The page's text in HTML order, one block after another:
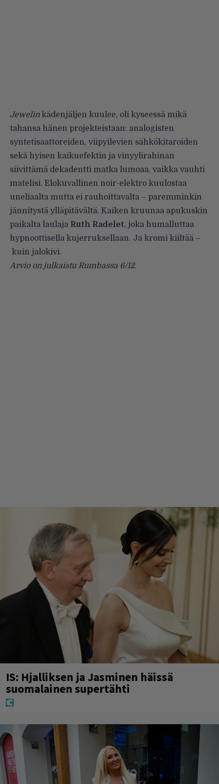
Jewelinkädenjäljen kuulee, oli kyseessä mikä
tahansa hänen projekteistaan: analogisten
syntetisaattoreiden, viipyilevien sähkökitaroiden
sekä hyisen kaikuefektin ja vinyylirahinan
siivittämä dekadentti matka lumoaa, vaikka vauhti
matelisi. Elokuvallinen noir-elektro kuulostaa
uneliaalta mutta ei rauhoittavalta – paremminkin
jännitystä ylläpitävältä. Kaiken kruunaa apukuskin
paikalta laulaja Ruth Radelet, joka humalluttaa
hypnoottisella kujerruksellaan. Ja kromi kiiltää –
kuin jalokivi.
Arvio on julkaistu Rumbassa 6/12.
IS: Hjalliksen ja Jasminen häissä
suomalainen supertähti